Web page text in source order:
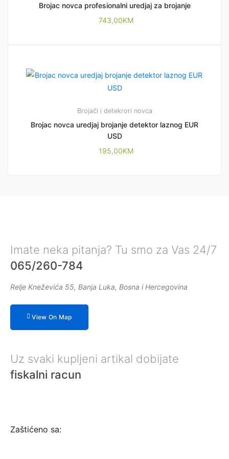
Brojac novca profesionalni uredjaj za brojanje
743,00KM
Brojači i detekrori novca
Brojac novca uredjaj brojanje detektor laznog EUR
USD
195,00KM
Imate neka pitanja? Tu smo za Vas 24/7
065/260-784
Relje Kneževića 55, Banja Luka, Bosna i Hercegovina
View On Map
Uz svaki kupljeni artikal dobijate
fiskalni racun
Zaštićeno sa: